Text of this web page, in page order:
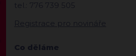
tel.: 776 739 505
Registrace pro novináře
Co děláme